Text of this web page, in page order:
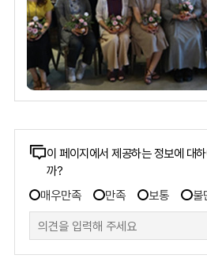
콘
츠
만
족
도
이 페이지에서 제공하는 정보에 대
까?
만
족
도
조
사
매우만족 만족 보통 불